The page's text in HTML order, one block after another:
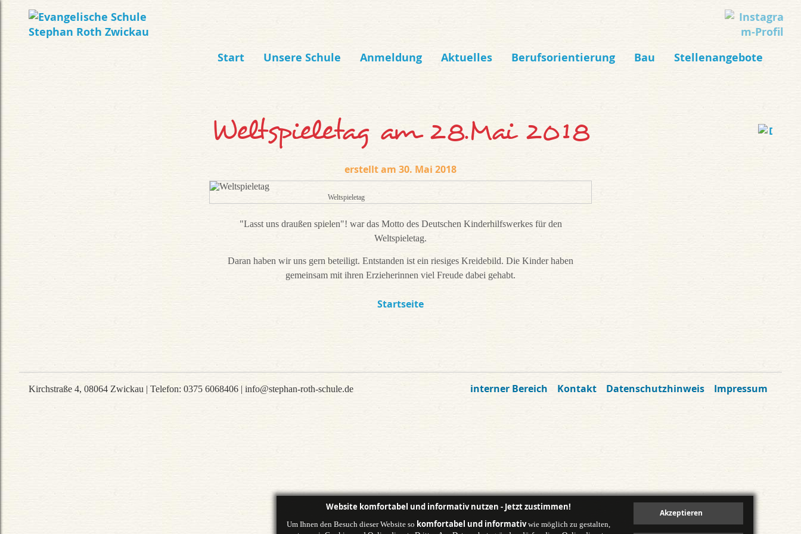
Start Unsere Schule Anmeldung Aktuelles Berufsorientierung Bau Stellenangebote
Weltspieletag am 28.Mai 2018
30. Mai 2018
Weltspieletag
"Lasst uns draußen spielen"! war das Motto des Deutschen Kinderhilfswerkes für den
Weltspieletag.
Daran haben wir uns gern beteiligt. Entstanden ist ein riesiges Kreidebild. Die Kinder haben
gemeinsam mit ihren Erzieherinnen viel Freude dabei gehabt.
Startseite
Kirchstraße 4, 08064 Zwickau | Telefon: 0375 6068406 | info@stephan-roth-schule.de Impressum
Datenschutzhinweis
Kontakt
interner Bereich
Website komfortabel und informativ nutzen - Jetzt zustimmen!
Um Ihnen den Besuch dieser Website so komfortabel und informativwie möglich zu gestalten,